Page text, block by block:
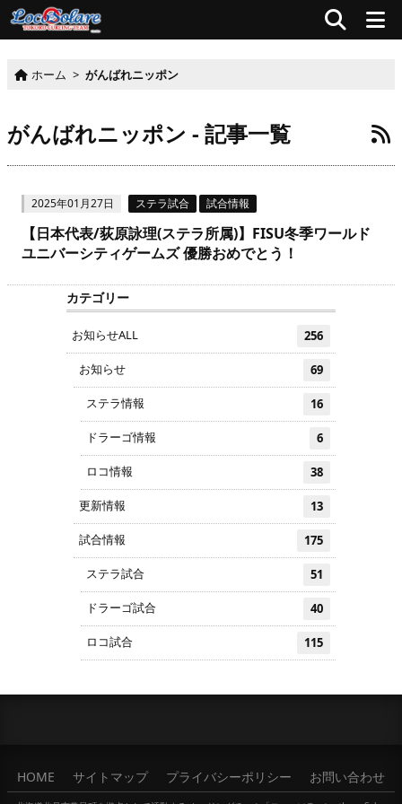
ホーム > がんばれニッポン
がんばれニッポン - 記事一覧
2025年01月27日 ステラ試合 試合情報
【日本代表/荻原詠理(ステラ所属)】FISU冬季ワールド
ユニバーシティゲームズ 優勝おめでとう！
カテゴリー
お知らせALL 256
お知らせ 69
ステラ情報 16
ドラーゴ情報 6
ロコ情報 38
更新情報 13
試合情報 175
ステラ試合 51
ドラーゴ試合 40
ロコ試合 115
HOME サイトマップ プライバシーポリシー お問い合わせ